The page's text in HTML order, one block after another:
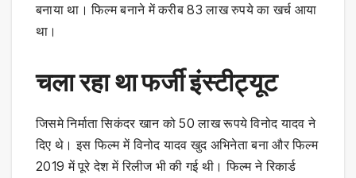
बनाया था। फिल्म बनाने में करीब 83 लाख रुपये का खर्च आया
था।
चला रहा था फर्जी इंस्टीट्यूट
जिसमे निर्माता सिकंदर खान को 50 लाख रूपये विनोद यादव ने
दिए थे। इस फिल्म में विनोद यादव खुद अभिनेता बना और फिल्म
2019 में पूरे देश में रिलीज भी की गई थी। फिल्म ने रिकार्ड